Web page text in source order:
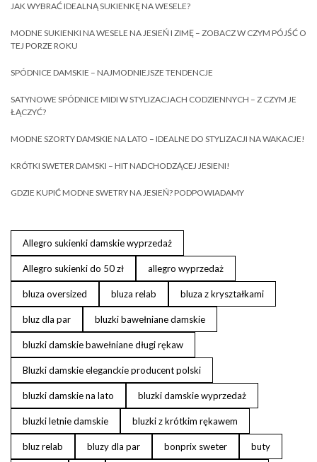
JAK WYBRAĆ IDEALNĄ SUKIENKĘ NA WESELE?
MODNE SUKIENKI NA WESELE NA JESIEŃ I ZIMĘ – ZOBACZ W CZYM PÓJŚĆ O
TEJ PORZE ROKU
SPÓDNICE DAMSKIE – NAJMODNIEJSZE TENDENCJE
SATYNOWE SPÓDNICE MIDI W STYLIZACJACH CODZIENNYCH – Z CZYM JE
ŁĄCZYĆ?
MODNE SZORTY DAMSKIE NA LATO – IDEALNE DO STYLIZACJI NA WAKACJE!
KRÓTKI SWETER DAMSKI – HIT NADCHODZĄCEJ JESIENI!
GDZIE KUPIĆ MODNE SWETRY NA JESIEŃ? PODPOWIADAMY
Allegro sukienki damskie wyprzedaż
Allegro sukienki do 50 zł allegro wyprzedaż
bluza oversized bluza relab bluza z kryształkami
bluz dla par bluzki bawełniane damskie
bluzki damskie bawełniane długi rękaw
Bluzki damskie eleganckie producent polski
bluzki damskie na lato bluzki damskie wyprzedaż
bluzki letnie damskie bluzki z krótkim rękawem
bluz relab bluzy dla par bonprix sweter buty